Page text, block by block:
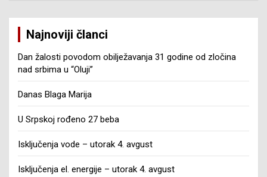
Najnoviji članci
Dan žalosti povodom obilježavanja 31 godine od zločina
nad srbima u “Oluji”
Danas Blaga Marija
U Srpskoj rođeno 27 beba
Isključenja vode – utorak 4. avgust
Isključenja el. energije – utorak 4. avgust